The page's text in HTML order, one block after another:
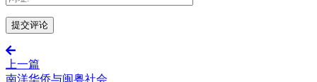
上一篇
南洋华侨与闽粤社会